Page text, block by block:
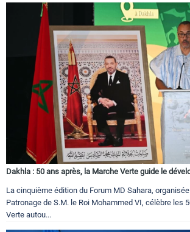
Dakhla : 50 ans après, la Marche Verte guide le
La cinquième édition du Forum MD Sahara,
Patronage de S.M. le Roi Mohammed VI, célèbre les
Verte autou...